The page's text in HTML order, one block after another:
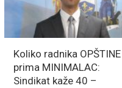
Koliko radnika OPŠTINE
prima MINIMALAC:
Sindikat kaže 40 –